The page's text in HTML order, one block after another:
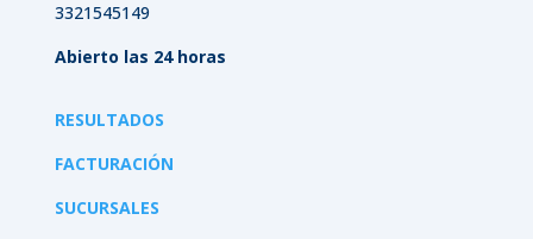
3321545149
Abierto las 24 horas
RESULTADOS
FACTURACIÓN
SUCURSALES